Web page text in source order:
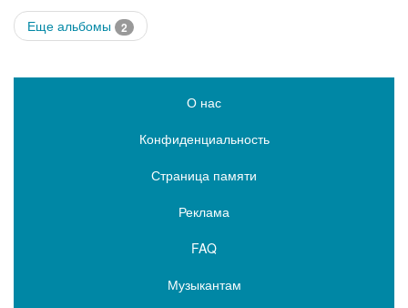
Еще альбомы 2
О нас
Конфиденциальность
Страница памяти
Реклама
FAQ
Музыкантам